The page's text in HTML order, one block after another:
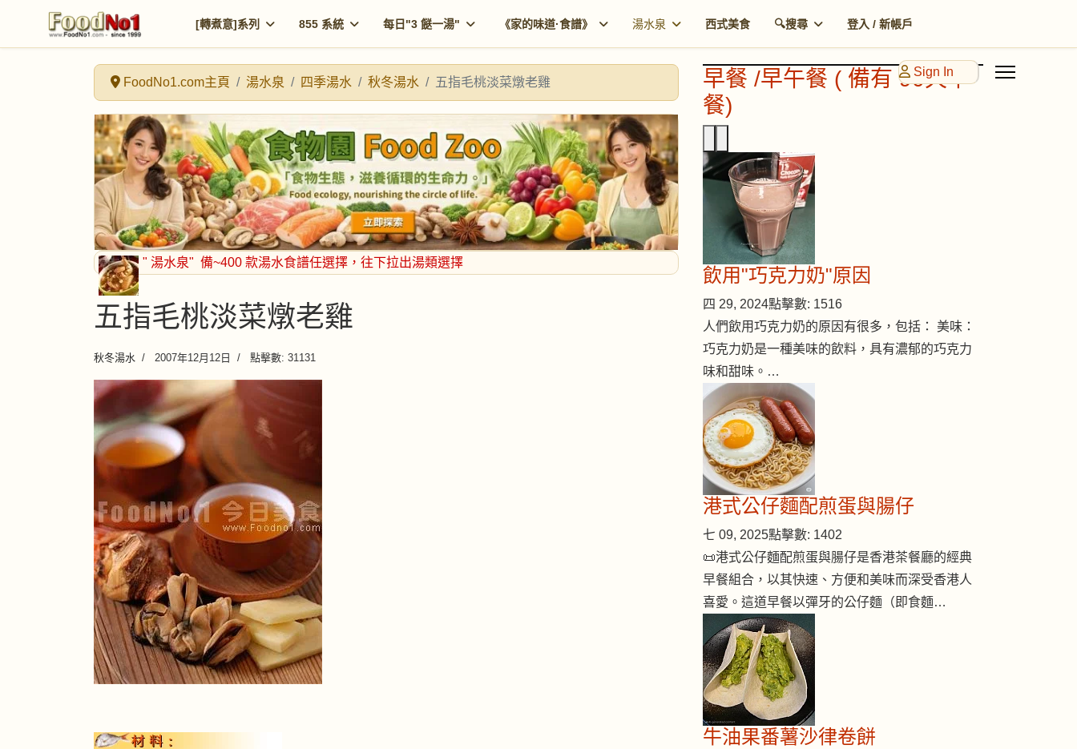
[轉煮意]系列 855 系統 每日"3 餸一湯" 《家的味道·食譜》 湯水泉 西式美食 🔍搜尋 登入 / 新帳戶
Sign In
FoodNo1.com主頁 湯水泉 四季湯水 秋冬湯水 五指毛桃淡菜燉老雞
" 湯水泉" 備~400 款湯水食譜任選擇 ，往下拉出湯類選擇
五指毛桃淡菜燉老雞
秋冬湯水 2007年12月12日 點擊數: 31131
早餐 /早午餐 ( 備有 90天早
餐)
飲用"巧克力奶"原因
四 29, 2024點擊數: 1516
人們飲用巧克力奶的原因有很多，包括： 美味：
巧克力奶是一種美味的飲料，具有濃郁的巧克力
味和甜味。…
港式公仔麵配煎蛋與腸仔
七 09, 2025點擊數: 1402
📜港式公仔麵配煎蛋與腸仔是香港茶餐廳的經典
早餐組合，以其快速、方便和美味而深受香港人
喜愛。這道早餐以彈牙的公仔麵（即食麵…
牛油果番薯沙律卷餅